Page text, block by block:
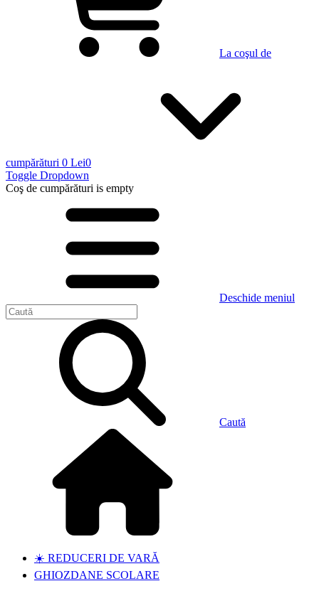
La coşul de
cumpărături 0 Lei0
Toggle Dropdown
Coş de cumpărături is empty
Deschide meniul
Caută
☀️ REDUCERI DE VARĂ
GHIOZDANE SCOLARE